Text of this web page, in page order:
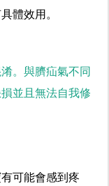
體效用。
。與臍疝氣不同
並且無法自我修
可能會感到疼